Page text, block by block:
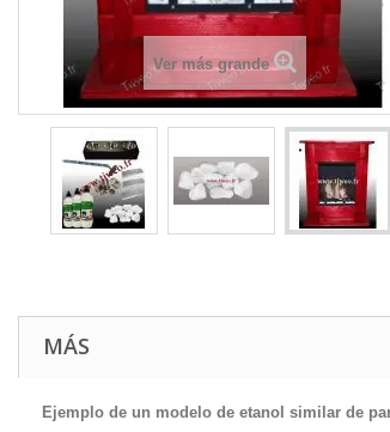
Ver más grande
MÁS
Ejemplo de un modelo de etanol similar de